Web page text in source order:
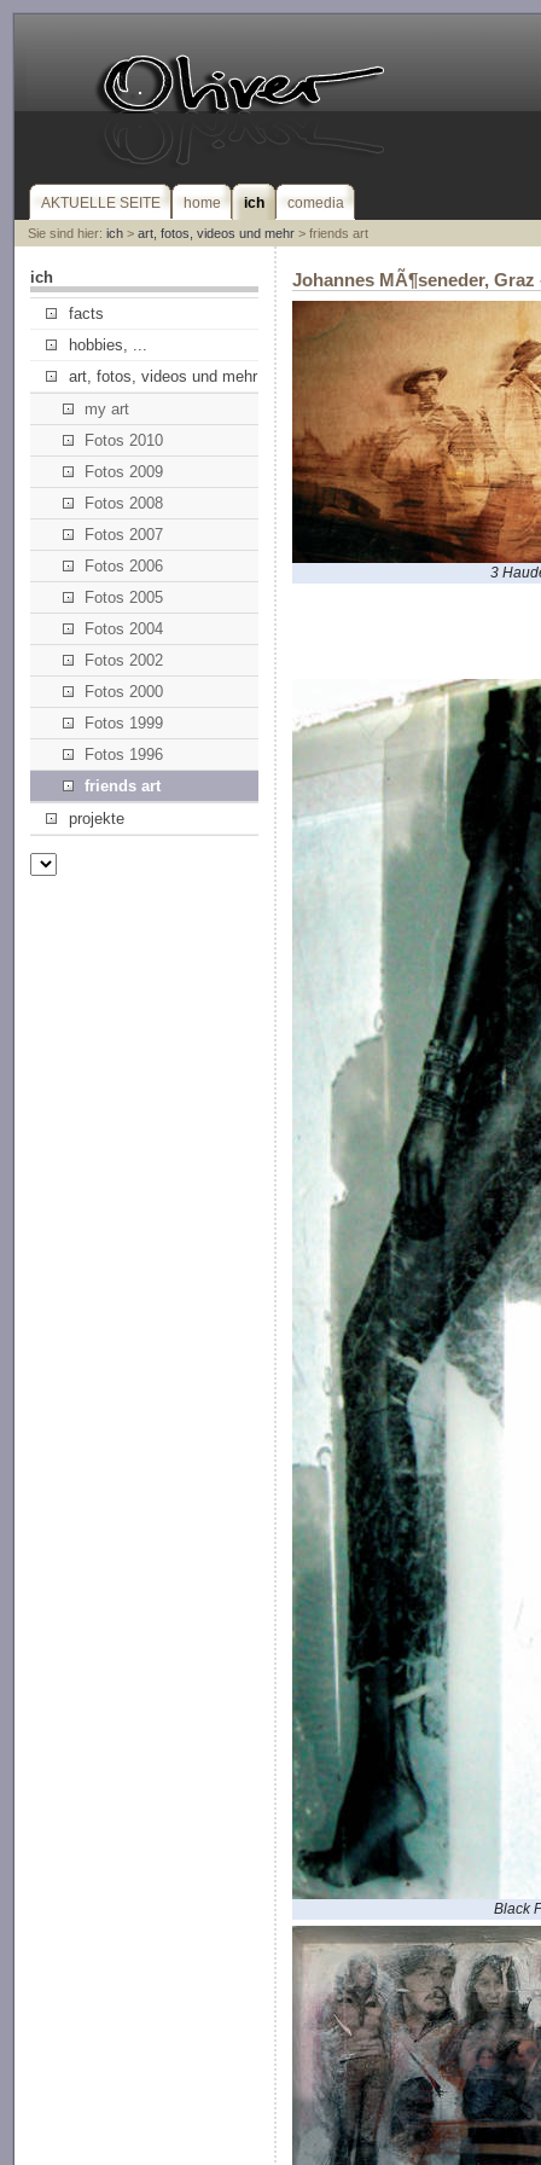
AKTUELLE SEITE home ich comedia
Sie sind hier: ich> art, fotos, videos und mehr> friends art
ich
facts
hobbies, ...
art, fotos, videos und mehr
my art
Fotos 2010
Fotos 2009
Fotos 2008
Fotos 2007
Fotos 2006
Fotos 2005
Fotos 2004
Fotos 2002
Fotos 2000
Fotos 1999
Fotos 1996
friends art
projekte
Johannes MÃ¶seneder,
3
Black